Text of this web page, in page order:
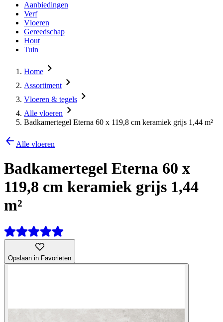
Aanbiedingen
Verf
Vloeren
Gereedschap
Hout
Tuin
Home
Assortiment
Vloeren & tegels
Alle vloeren
Badkamertegel Eterna 60 x 119,8 cm keramiek grijs 1,44 m²
Alle vloeren
Badkamertegel Eterna 60 x
119,8 cm keramiek grijs 1,44
m²
Opslaan in Favorieten